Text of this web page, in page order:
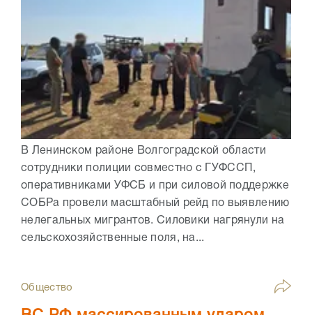
В Ленинском районе Волгоградской области
сотрудники полиции совместно с ГУФССП,
оперативниками УФСБ и при силовой поддержке
СОБРа провели масштабный рейд по выявлению
нелегальных мигрантов. Силовики нагрянули на
сельскохозяйственные поля, на...
Общество